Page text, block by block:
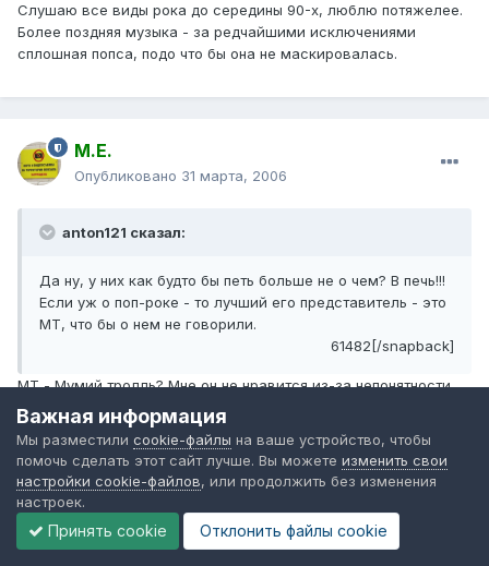
Слушаю все виды рока до середины 90-х, люблю потяжелее.
Более поздняя музыка - за редчайшими исключениями
сплошная попса, подо что бы она не маскировалась.
М.Е.
Опубликовано 31 марта, 2006
anton121 сказал:
Да ну, у них как будто бы петь больше не о чем? В печь!!!
Если уж о поп-роке - то лучший его представитель - это
МТ, что бы о нем не говорили.
61482[/snapback]
МТ - Мумий тролль? Мне он не нравится из-за непонятности
текстов. Он с этим перебарщивает. Равно как и Земфира.
Смысл их большинства песен до меня не доходит. А лучший
отечественный поп-рок - это Юта! Песенку про "Мое
поколение" слышали? Такой позитив!
Кстати о Мумий тролле. Кто-нибудь слышал его первый
альбом 1984 года? (кстати, бесплатно на их официальном
Важная информация
Мы разместили cookie-файлы на ваше устройство, чтобы
помочь сделать этот сайт лучше. Вы можете изменить свои
настройки cookie-файлов, или продолжить без изменения
настроек.
Принять cookie Отклонить файлы сookie